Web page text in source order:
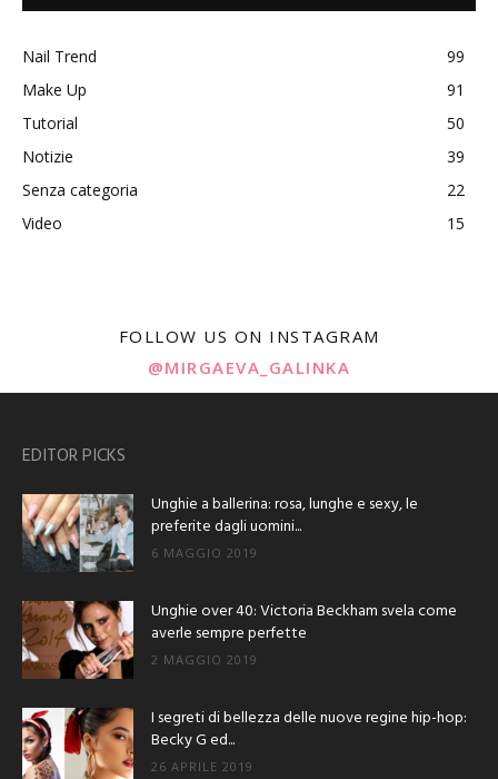
Nail Trend
99
Make Up
91
Tutorial
50
Notizie
39
Senza categoria
22
Video
15
FOLLOW US ON INSTAGRAM
@MIRGAEVA_GALINKA
EDITOR PICKS
Unghie a ballerina: rosa, lunghe e sexy, le
preferite dagli uomini...
6 MAGGIO 2019
Unghie over 40: Victoria Beckham svela come
averle sempre perfette
2 MAGGIO 2019
I segreti di bellezza delle nuove regine hip-hop:
Becky G ed...
26 APRILE 2019